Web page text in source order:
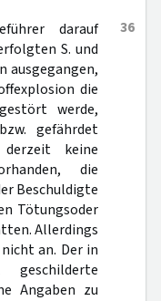
36
darauf
S. und
ausgegangen,
die
werde,
gefährdet
keine
die
Beschuldigte
Tötungsoder
Allerdings
an. Der in
geschilderte
Angaben zu